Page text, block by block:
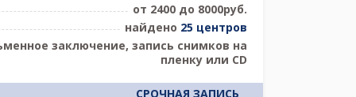
от 2400 до 8000руб.
найдено 25 центров
заключение, запись снимков на
пленку или CD
СРОЧНАЯ ЗАПИСЬ